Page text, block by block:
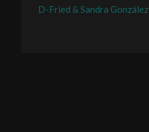
D-Fried & Sandra González